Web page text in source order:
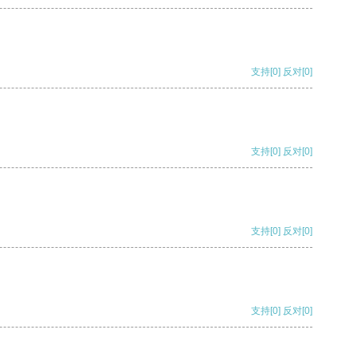
支持[0] 反对[0]
支持[0] 反对[0]
支持[0] 反对[0]
支持[0] 反对[0]